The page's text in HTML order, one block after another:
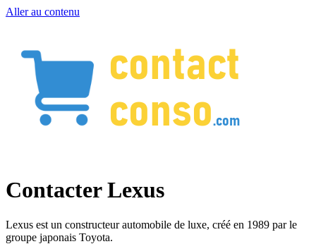
Aller au contenu
Contacter Lexus
Lexus est un constructeur automobile de luxe, créé en 1989 par le
groupe japonais Toyota.